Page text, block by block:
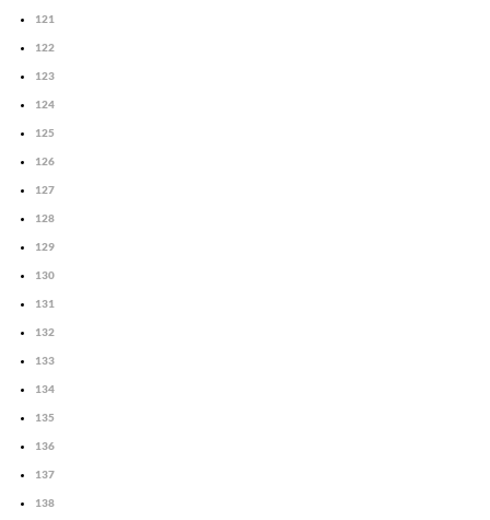
121
122
123
124
125
126
127
128
129
130
131
132
133
134
135
136
137
138